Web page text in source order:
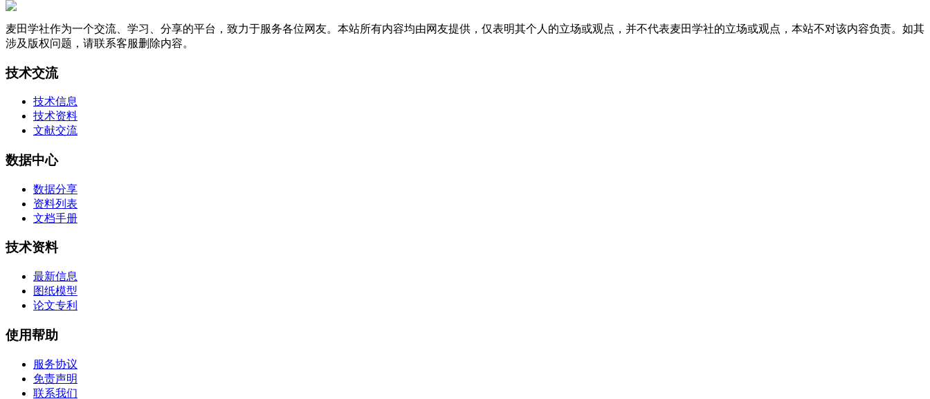
麦田学社作为一个交流、学习、分享的平台，致力于服务各位网友。本站所有内容均由网友提供，仅表明其个人的立场或观点，并不代表麦田学社的立场或观点，本站不对该内容负责。如其
涉及版权问题，请联系客服删除内容。
技术交流
技术信息
技术资料
文献交流
数据中心
数据分享
资料列表
文档手册
技术资料
最新信息
图纸模型
论文专利
使用帮助
服务协议
免责声明
联系我们